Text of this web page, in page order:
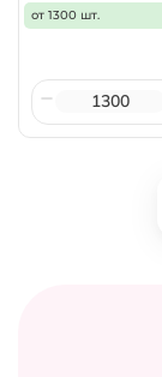
от 1300 шт.